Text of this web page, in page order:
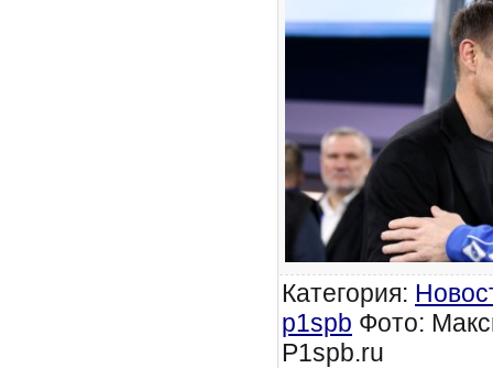
Категория:
p1spb Фото:
P1spb.ru